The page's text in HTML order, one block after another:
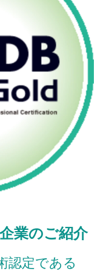
業のご紹介
認定である